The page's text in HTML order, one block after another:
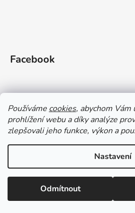
Používáme cookies, abychom
prohlížení webu a díky analýze
zlepšovali jeho funkce, výkon a
Nastavení
Odmítnout
Facebook
Doprava a platba Vrácení zboží
Zásady ochrany OÚ a GDPR
Vytvořil
Copyright 2026Gleid shop
.
Upravit nastavení